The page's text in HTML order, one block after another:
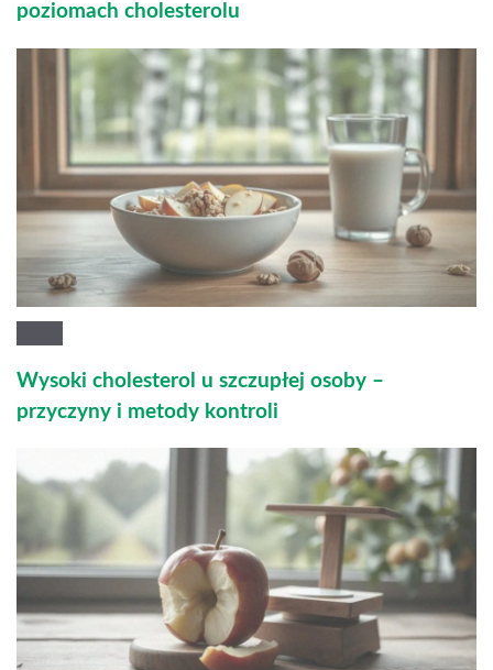
poziomach cholesterolu
Wysoki cholesterol u szczupłej osoby –
przyczyny i metody kontroli